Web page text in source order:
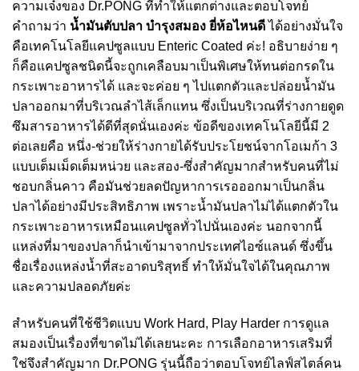
ความเจ๋งของ Dr.PONG ที่ทำให้แตกต่างและตอบโจทย์
คำถามว่า น้ำมันตับปลา บํารุงสมอง ยี่ห้อไหนดีได้อย่างมั่นใจ
คือเทคโนโลยีแคปซูลแบบ Enteric Coated ค่ะ! อธิบายง่าย ๆ
ก็คือแคปซูลชนิดนี้จะถูกเคลือบมาเป็นพิเศษให้ทนต่อกรดใน
กระเพาะอาหารได้ และจะค่อย ๆ ไปแตกตัวและปล่อยน้ำมัน
ปลาออกมาที่บริเวณลำไส้เล็กแทน ซึ่งเป็นบริเวณที่ร่างกายดูด
ซึมสารอาหารได้ดีที่สุดนั่นเองค่ะ ข้อดีของเทคโนโลยีนี้มี 2
ต่อเลยคือ หนึ่ง-ช่วยให้ร่างกายได้รับประโยชน์จากโอเมก้า 3
แบบเต็มเม็ดเต็มหน่วย และสอง-ซึ่งสำคัญมากสำหรับคนที่ไม่
ชอบกลิ่นคาว คือมันช่วยลดปัญหาการเรอออกมาเป็นกลิ่น
ปลาได้อย่างมีประสิทธิภาพ เพราะน้ำมันปลาไม่ได้แตกตัวใน
กระเพาะอาหารเหมือนแคปซูลทั่วไปนั่นเองค่ะ นอกจากนี้
แหล่งที่มาของปลาก็นำเข้ามาจากประเทศไอซ์แลนด์ ซึ่งขึ้น
ชื่อเรื่องแหล่งน้ำที่สะอาดบริสุทธิ์ ทำให้มั่นใจได้ในคุณภาพ
และความปลอดภัยค่ะ
สำหรับคนที่ใช้ชีวิตแบบ Work Hard, Play Harder การดูแล
สมองเป็นเรื่องที่ขาดไม่ได้เลยนะคะ การเลือกอาหารเสริมที่
ใช่จึงสำคัญมาก Dr.PONG รุ่นนี้ถือว่าตอบโจทย์ไลฟ์สไตล์คน